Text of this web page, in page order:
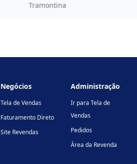
Tramontina
Negócios
Tela de Vendas
Faturamento Direto
Site Revendas
Administração
Ir para Tela de
Vendas
Pedidos
Área da Revenda